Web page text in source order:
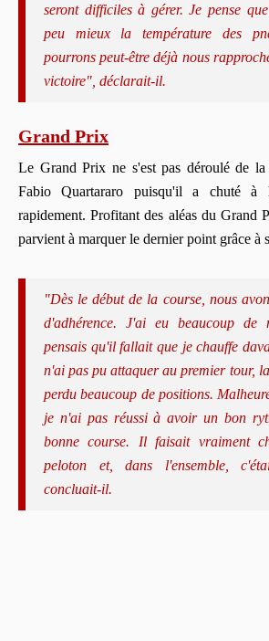
seront difficiles à gérer. Je pense
peu mieux la température des
pourrons peut-être déjà nous
victoire", déclarait-il.
Grand Prix
Le Grand Prix ne s'est pas déroulé de la
Fabio Quartararo puisqu'il a chuté à
rapidement. Profitant des aléas du Grand
parvient à marquer le dernier point grâce à
"Dès le début de la course, nous
d'adhérence. J'ai eu beaucoup
pensais qu'il fallait que je chauffe
n'ai pas pu attaquer au premier tour,
perdu beaucoup de positions.
je n'ai pas réussi à avoir un bon
bonne course. Il faisait vraiment
peloton et, dans l'ensemble,
concluait-il.